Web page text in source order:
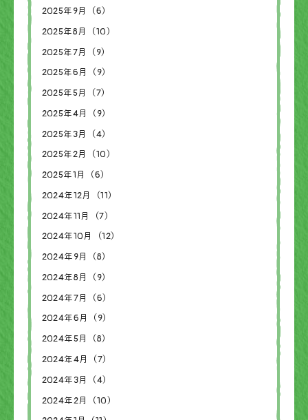
2025年9月（6）
2025年8月（10）
2025年7月（9）
2025年6月（9）
2025年5月（7）
2025年4月（9）
2025年3月（4）
2025年2月（10）
2025年1月（6）
2024年12月（11）
2024年11月（7）
2024年10月（12）
2024年9月（8）
2024年8月（9）
2024年7月（6）
2024年6月（9）
2024年5月（8）
2024年4月（7）
2024年3月（4）
2024年2月（10）